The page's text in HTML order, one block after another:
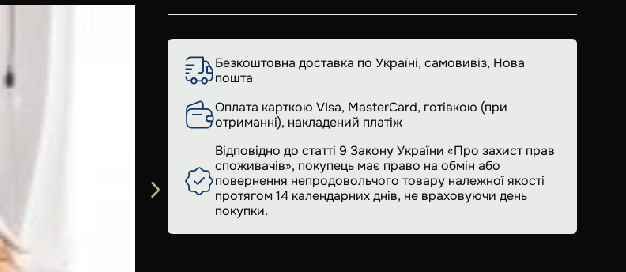
Безкоштовна доставка по Україні, самовивіз, Нова
пошта
Оплата карткою VIsa, MasterCard, готівкою (при
отриманні), накладений платіж
Відповідно до статті 9 Закону України «Про захист прав
споживачів», покупець має право на обмін або
повернення непродовольчого товару належної якості
протягом 14 календарних днів, не враховуючи день
покупки.